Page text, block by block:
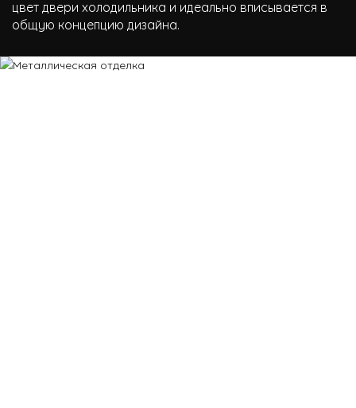
цвет двери холодильника и идеально вписывается в
общую концепцию дизайна.